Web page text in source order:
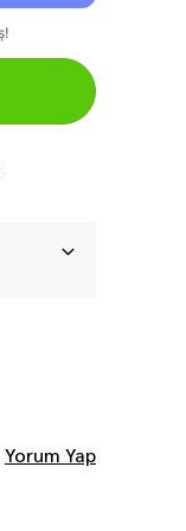
Yorum Yap